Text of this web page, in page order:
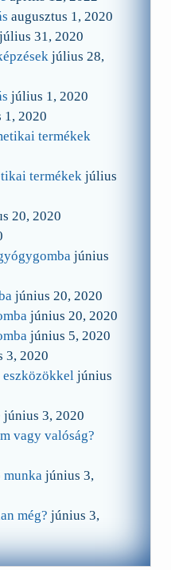
augusztus 1, 2020
július 31, 2020
július 28,
július 1, 2020
2020
termékek
termékek július
20, 2020
június
június 20, 2020
június 20, 2020
június 5, 2020
3, 2020
június
június 3, 2020
vagy valóság?
munka június 3,
még? június 3,